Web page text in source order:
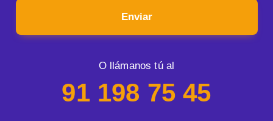
Enviar
O llámanos tú al
91 198 75 45